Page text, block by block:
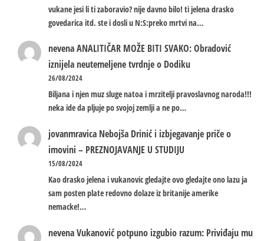
vukane jesi li ti zaboravio? nije davno bilo! ti jelena drasko
govedarica itd. ste i dosli u N:S:preko mrtvi na…
nevenaANALITIČAR MOŽE BITI SVAKO: Obradović
iznijela neutemeljene tvrdnje o Dodiku
26/08/2024
Biljana i njen muz sluge natoa i mrzitelji pravoslavnog naroda!!!
neka ide da pljuje po svojoj zemlji a ne po…
jovanmravica Nebojša Drinić i izbjegavanje priče o
imovini – PREZNOJAVANJE U STUDIJU
15/08/2024
Kao drasko jelena i vukanovic gledajte ovo gledajte ono lazu ja
sam posten plate redovno dolaze iz britanije amerike
nemacke!…
nevenaVukanović potpuno izgubio razum: Priviđaju mu